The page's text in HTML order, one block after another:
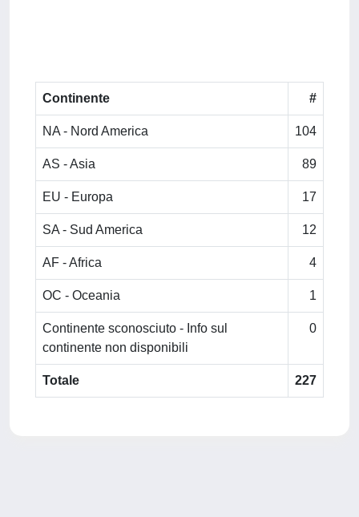
Continente #
NA - Nord America 104
AS - Asia 89
EU - Europa 17
SA - Sud America 12
AF - Africa 4
OC - Oceania 1
Continente sconosciuto - Info sul
continente non disponibili
0
Totale 227